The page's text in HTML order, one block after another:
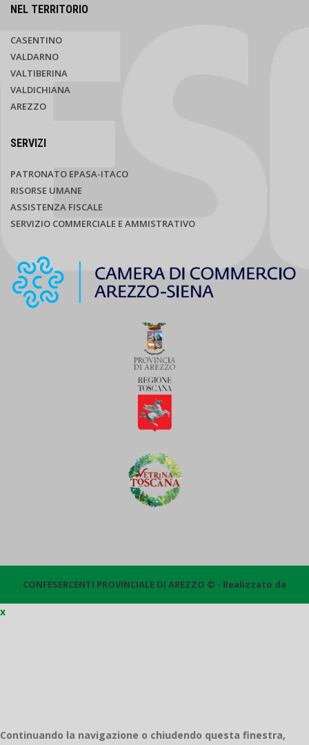
NEL TERRITORIO
CASENTINO
VALDARNO
VALTIBERINA
VALDICHIANA
AREZZO
SERVIZI
PATRONATO EPASA-ITACO
RISORSE UMANE
ASSISTENZA FISCALE
SERVIZIO COMMERCIALE E AMMISTRATIVO
CONFESERCENTI PROVINCIALE DI AREZZO © - Realizzato da
x
Continuando la navigazione o chiudendo questa finestra,